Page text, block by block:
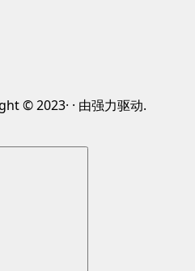
© 2023· · 由强力驱动.